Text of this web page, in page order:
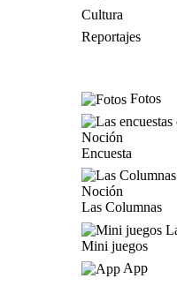
Cultura
Reportajes
Fotos
Encuesta
Las Columnas
Mini juegos
App